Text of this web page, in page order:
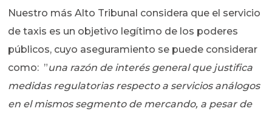
Nuestro más Alto Tribunal considera que el servicio
de taxis es un objetivo legítimo de los poderes
públicos, cuyo aseguramiento se puede considerar
como: ”una razón de interés general que justifica
medidas regulatorias respecto a servicios análogos
en el mismos segmento de mercando, a pesar de